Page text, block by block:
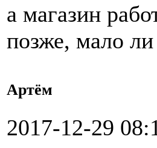
а магазин
позже, мало ли
Артём
2017-12-29